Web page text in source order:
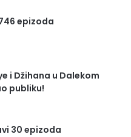
epizoda
i Džihana u Dalekom
publiku!
30 epizoda